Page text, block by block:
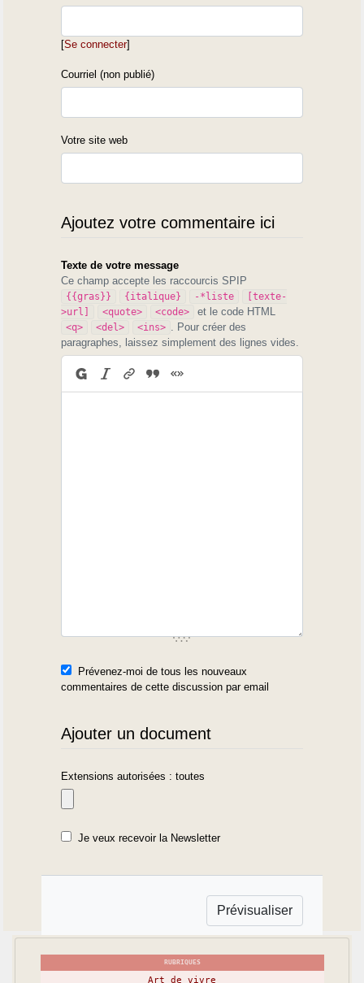
[Se connecter]
Courriel (non publié)
Votre site web
Ajoutez votre commentaire ici
Texte de votre message
Ce champ accepte les raccourcis SPIP
{{gras}} {italique} -*liste
[texte-
>url]
<quote> <code> et le code HTML
<q> <del> <ins>
. Pour créer des
paragraphes, laissez simplement des lignes vides.
Prévenez-moi de tous les nouveaux
commentaires de cette discussion par email
Ajouter un document
Extensions autorisées : toutes
Je veux recevoir la Newsletter
RUBRIQUES
Art de vivre